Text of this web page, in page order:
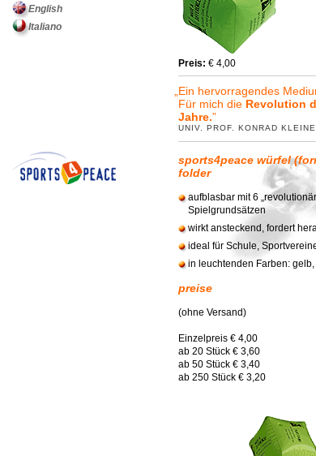
Preis: € 4,00
„Ein hervorragendes
Für mich die Revolution
Jahre.”
UNIV. PROF. KONRAD
sports4peace würfel
folder
aufblasbar mit 6
Spielgrundsätzen
wirkt ansteckend, fordert
ideal für Schule,
in leuchtenden Farben:
preise
(ohne Versand)
Einzelpreis € 4,00
ab 20 Stück € 3,60
ab 50 Stück € 3,40
ab 250 Stück € 3,20
English
Italiano